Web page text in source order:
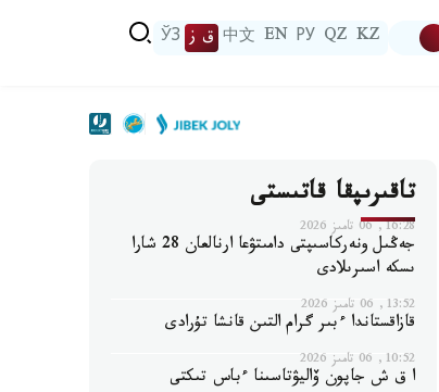
KZ
QZ
РУ
EN
中文 ق ز ЎЗ
تاقىرىپقا قاتىستى
16:28, 06 تامىز 2026
جەڭىل ونەركاسىپتى دامىتۋعا ارنالعان 28 شارا
ىسكە اسىرىلادى
13:52, 06 تامىز 2026
قازاقستاندا ءبىر گرام التىن قانشا تۇرادى
10:52, 06 تامىز 2026
ا ق ش جاپون ۆاليۋتاسىنا ءباس تىكتى